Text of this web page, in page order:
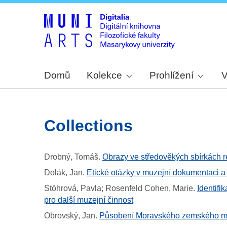
Domů Kolekce Prohlížení
collections
Drobný, Tomáš. Obrazy ve středověkých sbírkách
Dolák, Jan. Etické otázky v muzejní dokumentaci
Stöhrová, Pavla; Rosenfeld Cohen, Marie.
pro další muzejní činnost
Obrovský, Jan. Působení Moravského zemského